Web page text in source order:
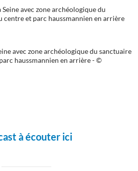
avec zone archéologique du sanctuaire
haussmannien en arrière - ©
à écouter ici